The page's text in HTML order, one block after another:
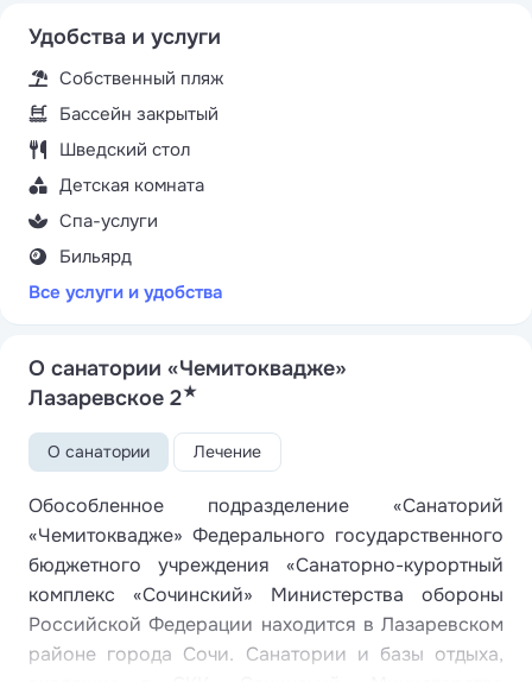
Удобства и услуги
Собственный пляж
Бассейн закрытый
Шведский стол
Детская комната
Спа-услуги
Бильярд
Все услуги и удобства
О санатории «Чемитоквадже»
Лазаревское 2★
О санатории Лечение
Обособленное подразделение «Санаторий
«Чемитоквадже» Федерального государственного
бюджетного учреждения «Санаторно-курортный
комплекс «Сочинский» Министерства обороны
Российской Федерации находится в Лазаревском
районе города Сочи. Санатории и базы отдыха,